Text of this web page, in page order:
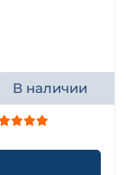
В наличии